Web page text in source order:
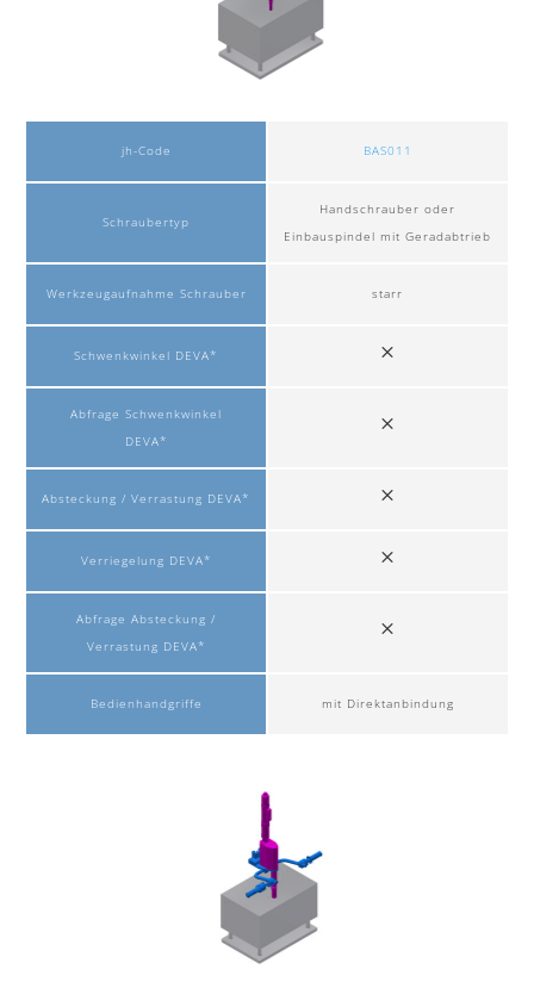
jh-Code
Schraubertyp
Werkzeugaufnahme Schrauber
Schwenkwinkel DEVA*
Abfrage Schwenkwinkel
DEVA*
Absteckung / Verrastung DEVA*
Verriegelung DEVA*
Abfrage Absteckung /
Verrastung DEVA*
Bedienhandgriffe
BAS011
Handschrauber oder
Einbauspindel mit Geradabtrieb
starr
mit Direktanbindung